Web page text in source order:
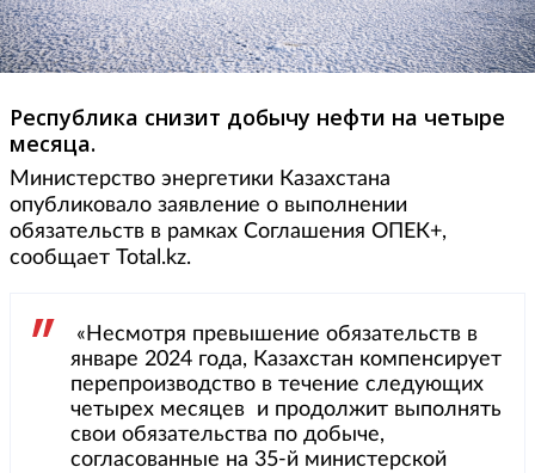
Республика снизит добычу нефти на четыре
месяца.
Министерство энергетики Казахстана
опубликовало заявление о выполнении
обязательств в рамках Соглашения ОПЕК+,
сообщает Total.kz.
«Несмотря превышение обязательств в
январе 2024 года, Казахстан компенсирует
перепроизводство в течение следующих
четырех месяцев и продолжит выполнять
свои обязательства по добыче,
согласованные на 35-й министерской